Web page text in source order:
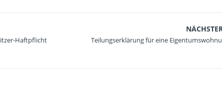
Haftpflicht Teilungserklärung für eine